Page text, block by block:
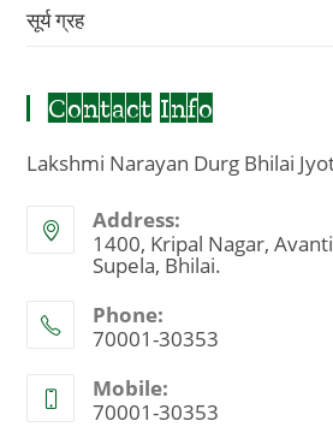
सूर्य ग्रह
Contact Info
Lakshmi Narayan Durg Bhilai
Address:
1400, Kripal Nagar,
Supela, Bhilai.
Phone:
70001-30353
Mobile:
70001-30353